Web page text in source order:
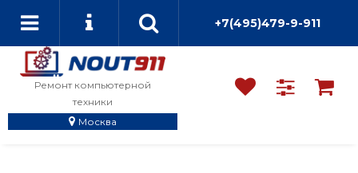
+7(495)479-9-911
Ремонт компьютерной
техники
Москва